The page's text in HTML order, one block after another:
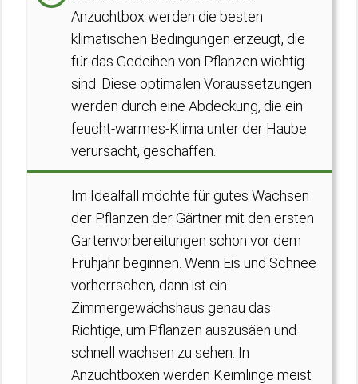
Anzuchtbox werden die besten
klimatischen Bedingungen erzeugt, die
für das Gedeihen von Pflanzen wichtig
sind. Diese optimalen Voraussetzungen
werden durch eine Abdeckung, die ein
feucht-warmes-Klima unter der Haube
verursacht, geschaffen.
Im Idealfall möchte für gutes Wachsen
der Pflanzen der Gärtner mit den ersten
Gartenvorbereitungen schon vor dem
Frühjahr beginnen. Wenn Eis und Schnee
vorherrschen, dann ist ein
Zimmergewächshaus genau das
Richtige, um Pflanzen auszusäen und
schnell wachsen zu sehen. In
Anzuchtboxen werden Keimlinge meist